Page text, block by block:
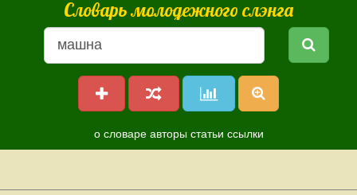
Словарь молодежного слэнга
о словаре авторы статьи ссылки